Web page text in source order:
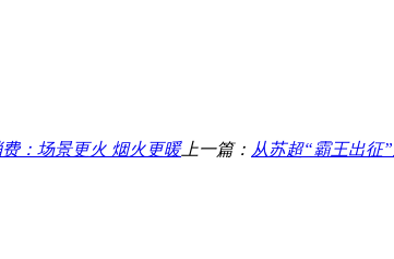
：场景更火 烟火更暖上一篇： 从苏超“霸王出征